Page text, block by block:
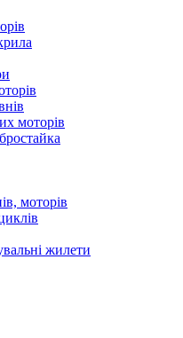
моторів
моторів
жилети